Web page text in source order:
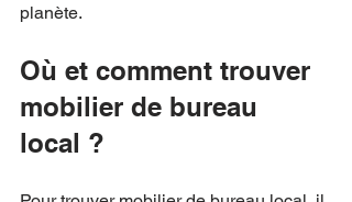
planète.
Où et comment trouver
mobilier de bureau
local ?